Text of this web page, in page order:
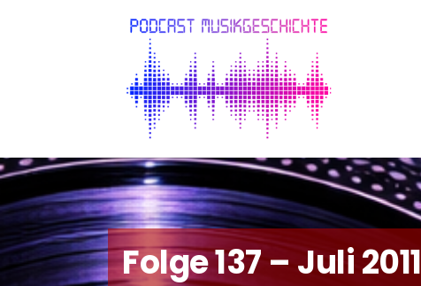
Folge 137 – Juli 2011